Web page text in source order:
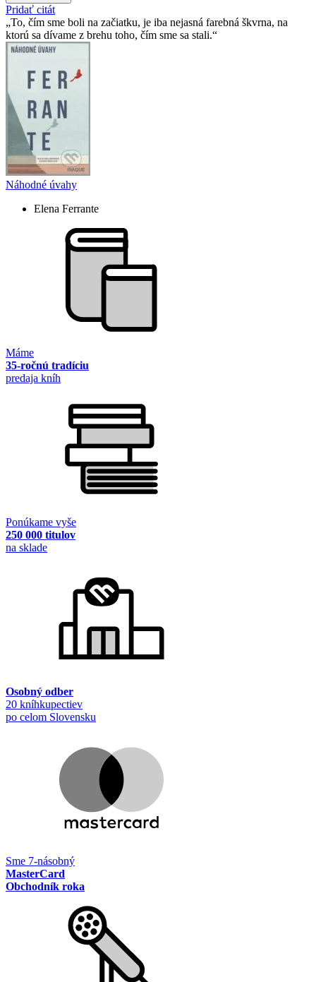
Pridať citát
To, čím sme boli na začiatku, je iba nejasná farebná škvrna, na
ktorú sa dívame z brehu toho, čím sme sa stali.
Náhodné úvahy
Elena Ferrante
Máme
35-ročnú tradíciu
predaja kníh
Ponúkame vyše
250 000 titulov
na sklade
Osobný odber
20 kníhkupectiev
po celom Slovensku
Sme 7-násobný
MasterCard
Obchodník roka